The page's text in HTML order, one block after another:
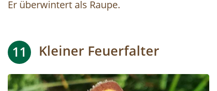
Er überwintert als Raupe.
11 Kleiner Feuerfalter
Image